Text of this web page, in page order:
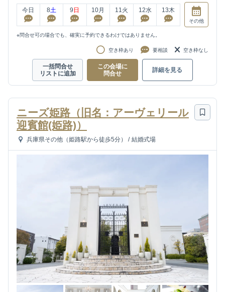
今日 8土 9 日 10月 11 火 12水 13木
その他
※問合せ可の場合でも、確実に予約できるわけではありません。
空き枠あり 要相談 空き枠なし
一括問合せ
リストに追加
この会場に
問合せ
詳細を見る
ニーズ姫路（旧名：アーヴェリール
迎賓館(姫路)）
兵庫県その他（姫路駅から徒歩5分） / 結婚式場